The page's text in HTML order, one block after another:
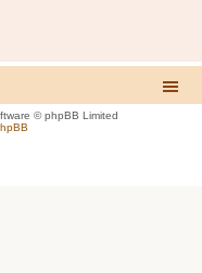
© phpBB Limited